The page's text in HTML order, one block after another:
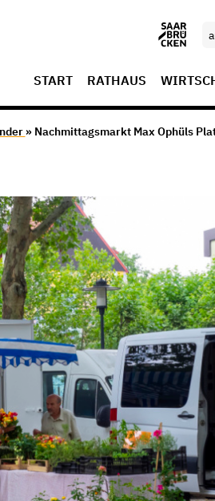
START RATHAUS
» Nachmittagsmarkt Max Ophüls